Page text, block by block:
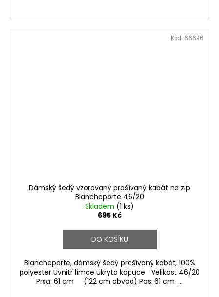
Dámský šedý vzorovaný prošívaný kabát na zip
Blancheporte 46/20
Skladem (1 ks)
695 Kč
DO KOŠÍKU
Blancheporte, dámský šedý prošívaný kabát, 100%
polyester Uvnitř límce ukryta kapuce Velikost 46/20
Prsa: 61 cm (122 cm obvod) Pas: 61 cm ...
Kód: 66696